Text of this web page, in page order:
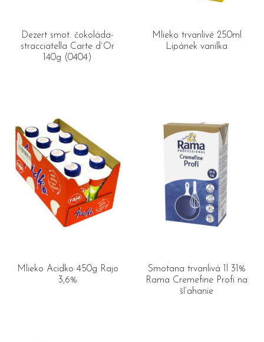
Dezert smot. čokoláda-
stracciatella Carte d´Or
140g (0404)
Mlieko trvanlivé 250ml
Lipánek vanilka
Mlieko Acidko 450g Rajo
3,6%
Smotana trvanlivá 1l 31%
Rama Cremefine Profi na
šľahanie